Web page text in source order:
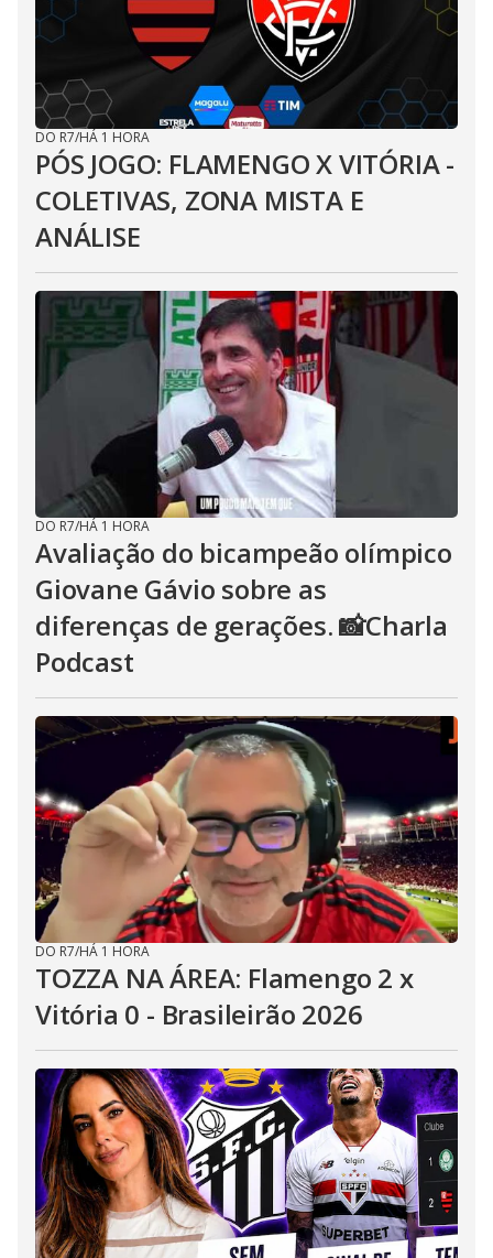
DO R7/HÁ 1 HORA
PÓS JOGO: FLAMENGO X VITÓRIA -
COLETIVAS, ZONA MISTA E
ANÁLISE
DO R7/HÁ 1 HORA
Avaliação do bicampeão olímpico
Giovane Gávio sobre as
diferenças de gerações. 📸Charla
Podcast
DO R7/HÁ 1 HORA
TOZZA NA ÁREA: Flamengo 2 x
Vitória 0 - Brasileirão 2026